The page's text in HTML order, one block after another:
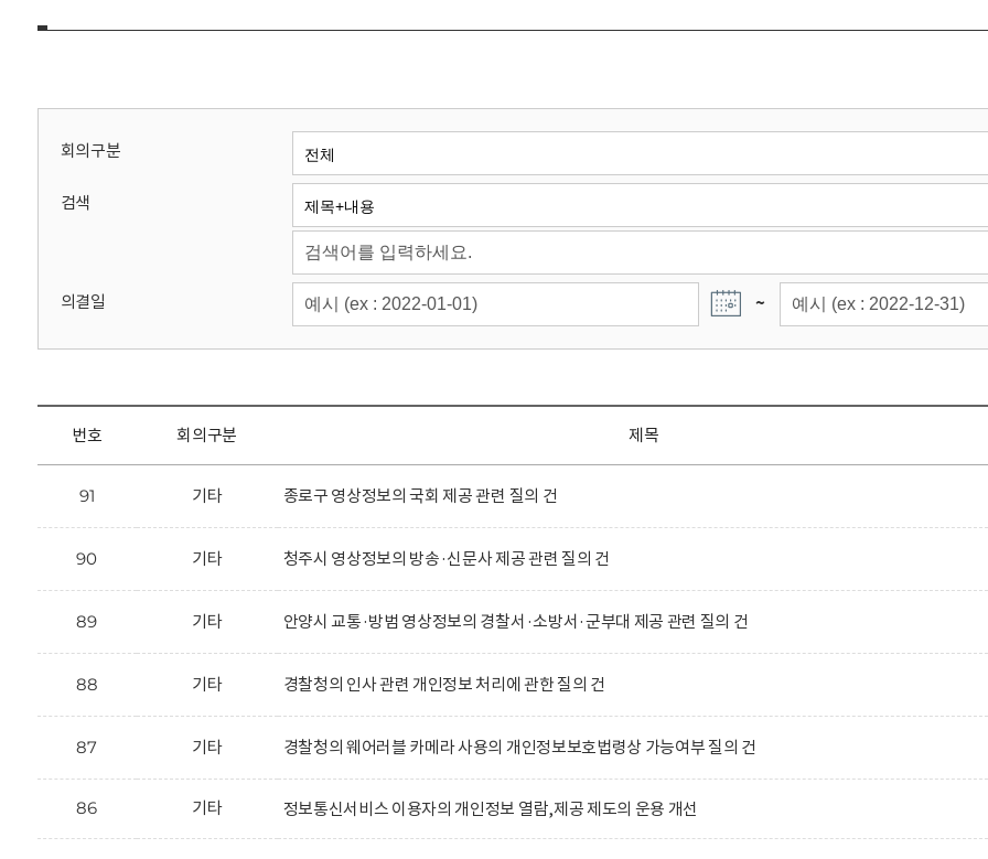
위
회
회의구분
검색
의결일 ~
번호 회의구분 제목
91 기타 종로구 영상정보의 국회 제공 관련 질의 건
90 기타 청주시 영상정보의 방송·신문사 제공 관련 질의 건
89 기타 안양시 교통·방범 영상정보의 경찰서·소방서·군부대 제공 관련 질의 건
88 기타 경찰청의 인사 관련 개인정보 처리에 관한 질의 건
87 기타 경찰청의 웨어러블 카메라 사용의 개인정보보호법령상 가능여부 질의 건
86 기타 정보통신서비스 이용자의 개인정보 열람,제공 제도의 운용 개선